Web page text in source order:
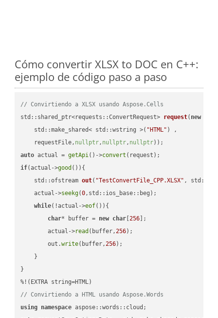
Cómo convertir XLSX to DOC en C++:
ejemplo de código paso a paso
// Convirtiendo a XLSX usando Aspose.Cells
std::shared_ptr<requests::ConvertRequest> request( new
    std::make_shared< std::wstring >(
"HTML" ) ,
    requestFile,
nullptr, nullptr, nullptr))
auto actual = getApi()->convert
if(actual->good ()){
std::ofstream out( "TestConvertFile_CPP.XLSX" ,
    actual->
seekg(0,std::ios_base::beg);
while(!actual->eof()){
char* buffer = new char [256 ];
        actual->
read (buffer,256);
        out.
write(buffer,256);
    }
}
// Convirtiendo a HTML usando Aspose.Words
using namespace